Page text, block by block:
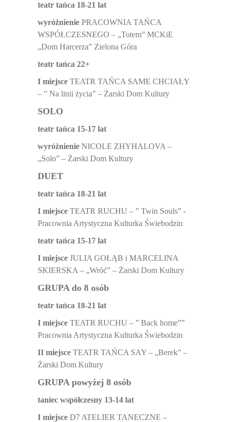
teatr tańca 18-21 lat
wyróżnienie PRACOWNIA TAŃCA
WSPÓŁCZESNEGO – „Totem” MCKiE
„Dom Harcerza” Zielona Góra
teatr tańca 22+
I miejsce TEATR TAŃCA SAME CHCIAŁY
– ” Na linii życia” – Żarski Dom Kultury
SOLO
teatr tańca 15-17 lat
wyróżnienie NICOLE ZHYHALOVA –
„Solo” – Żarski Dom Kultury
DUET
teatr tańca 18-21 lat
I miejsce TEATR RUCHU – ” Twin Souls” -
Pracownia Artystyczna Kulturka Świebodzin
teatr tańca 15-17 lat
I miejsce JULIA GOŁĄB i MARCELINA
SKIERSKA – „Wróć” – Żarski Dom Kultury
GRUPA do 8 osób
teatr tańca 18-21 lat
I miejsce TEATR RUCHU – ” Back home””
Pracownia Artystyczna Kulturka Świebodzin
II miejsce TEATR TAŃCA SAY – „Berek” –
Żarski Dom Kultury
GRUPA powyżej 8 osób
taniec współczesny 13-14 lat
I miejsce D7 ATELIER TANECZNE –